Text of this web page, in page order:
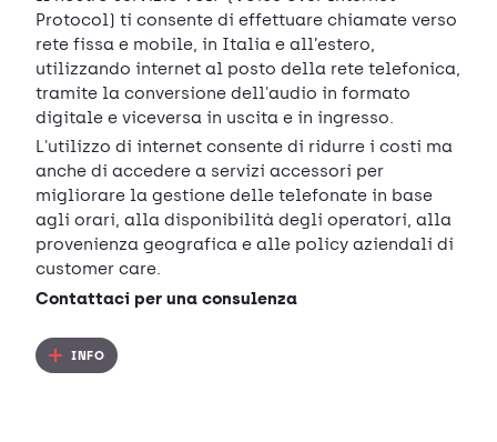
Protocol) ti consente di effettuare chiamate verso
rete fissa e mobile, in Italia e all’estero,
utilizzando internet al posto della rete telefonica,
tramite la conversione dell'audio in formato
digitale e viceversa in uscita e in ingresso.
L'utilizzo di internet consente di ridurre i costi ma
anche di accedere a servizi accessori per
migliorare la gestione delle telefonate in base
agli orari, alla disponibilità degli operatori, alla
provenienza geografica e alle policy aziendali di
customer care.
Contattaci per una consulenza
INFO